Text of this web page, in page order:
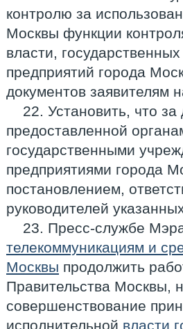
контролю за
Москвы функции
власти,
предприятий города
документов заявителям
22. Установить, что
предоставленной
государственными
предприятиями города
постановлением,
руководителей
23. Пресс-службе
телекоммуникациям и
Москвы продолжить
Правительства Москвы,
совершенствование
исполнительной власти